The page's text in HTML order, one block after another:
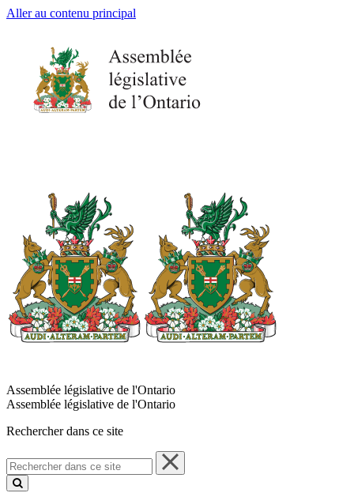
Aller au contenu principal
Assemblée législative de l'Ontario
Assemblée législative de l'Ontario
Rechercher dans ce site
Rechercher
dans
ce